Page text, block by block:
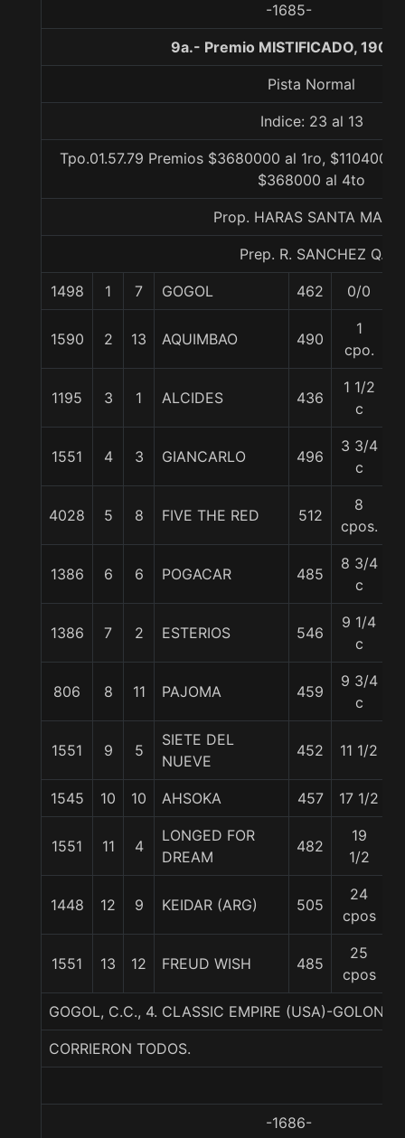
-1685-
9a.- Premio MISTIFICADO, 1900
Pista Normal
Indice: 23 al 13
Tpo.01.57.79 Premios $3680000 al 1ro,
$368000 al 4to
Prop. HARAS SANTA
Prep. R. SANCHEZ Q.
1498 1 7 GOGOL 462 0/0
1590 2 13 AQUIMBAO 490
1
cpo.
1195 3 1 ALCIDES 436
1 1/2
c
1551 4 3 GIANCARLO 496
3 3/4
c
4028 5 8 FIVE THE RED 512
8
cpos.
1386 6 6 POGACAR 485
8 3/4
c
1386 7 2 ESTERIOS 546
9 1/4
c
806 8 11 PAJOMA 459
9 3/4
c
1551 9 5
SIETE DEL
NUEVE
452 11 1/2
1545 10 10 AHSOKA 457 17 1/2
1551 11 4
LONGED FOR
DREAM
482
19
1/2
1448 12 9 KEIDAR (ARG) 505
24
cpos
1551 13 12 FREUD WISH 485
25
cpos
GOGOL, C.C., 4. CLASSIC EMPIRE (USA)-
CORRIERON TODOS.
-1686-